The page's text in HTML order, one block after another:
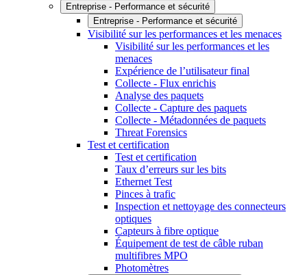
Entreprise - Performance et sécurité
Entreprise - Performance et sécurité
Visibilité sur les performances et les menaces
Visibilité sur les performances et les
menaces
Expérience de l’utilisateur final
Collecte - Flux enrichis
Analyse des paquets
Collecte - Capture des paquets
Collecte - Métadonnées de paquets
Threat Forensics
Test et certification
Test et certification
Taux d’erreurs sur les bits
Ethernet Test
Pinces à trafic
Inspection et nettoyage des connecteurs
optiques
Capteurs à fibre optique
Équipement de test de câble ruban
multifibres MPO
Photomètres